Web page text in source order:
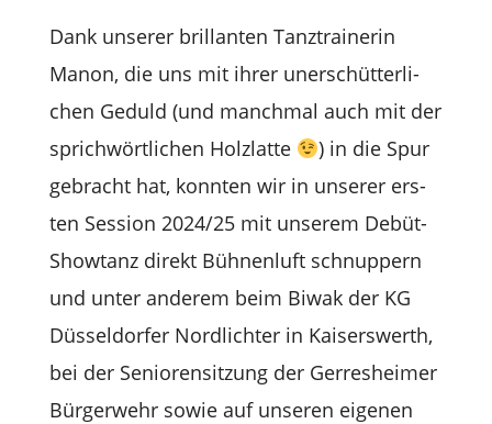
Dank unse­rer bril­lan­ten Tanz­trai­ne­rin
Manon, die uns mit ihrer uner­schüt­ter­li­
chen Geduld (und manch­mal auch mit der
sprich­wört­li­chen Holz­latte
) in die Spur
gebracht hat, konn­ten wir in unse­rer ers­
ten Ses­sion 2024/25 mit unse­rem Debüt-
Show­tanz direkt Büh­nen­luft schnup­pern
und unter ande­rem beim Biwak der KG
Düs­sel­dor­fer Nord­lich­ter in Kai­sers­werth,
bei der Senio­ren­sit­zung der Ger­res­hei­mer
Bür­ger­wehr sowie auf unse­ren eige­nen